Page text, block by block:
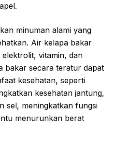
minuman alami yang
Air kelapa bakar
vitamin, dan
bakar secara teratur dapat
kesehatan, seperti
kesehatan jantung,
sel, meningkatkan fungsi
menurunkan berat